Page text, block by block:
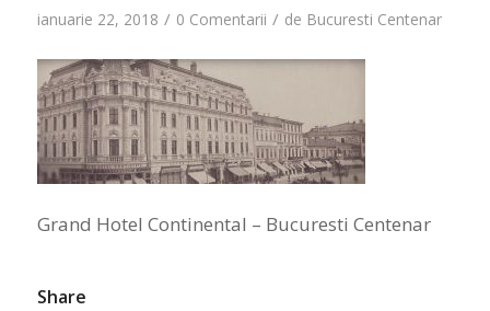
ianuarie 22, 2018 / 0 Comentarii / de Bucuresti Centenar
Grand Hotel Continental – Bucuresti Centenar
Share